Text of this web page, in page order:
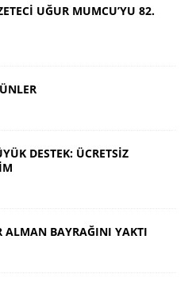
UĞUR MUMCU’YU 82.
DESTEK: ÜCRETSİZ
ALMAN BAYRAĞINI YAKTI